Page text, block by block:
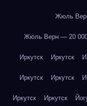
Жюль
Жюль Верн — 20
Иркутск Иркутск
Иркутск Иркутск
Иркутск Иркутск